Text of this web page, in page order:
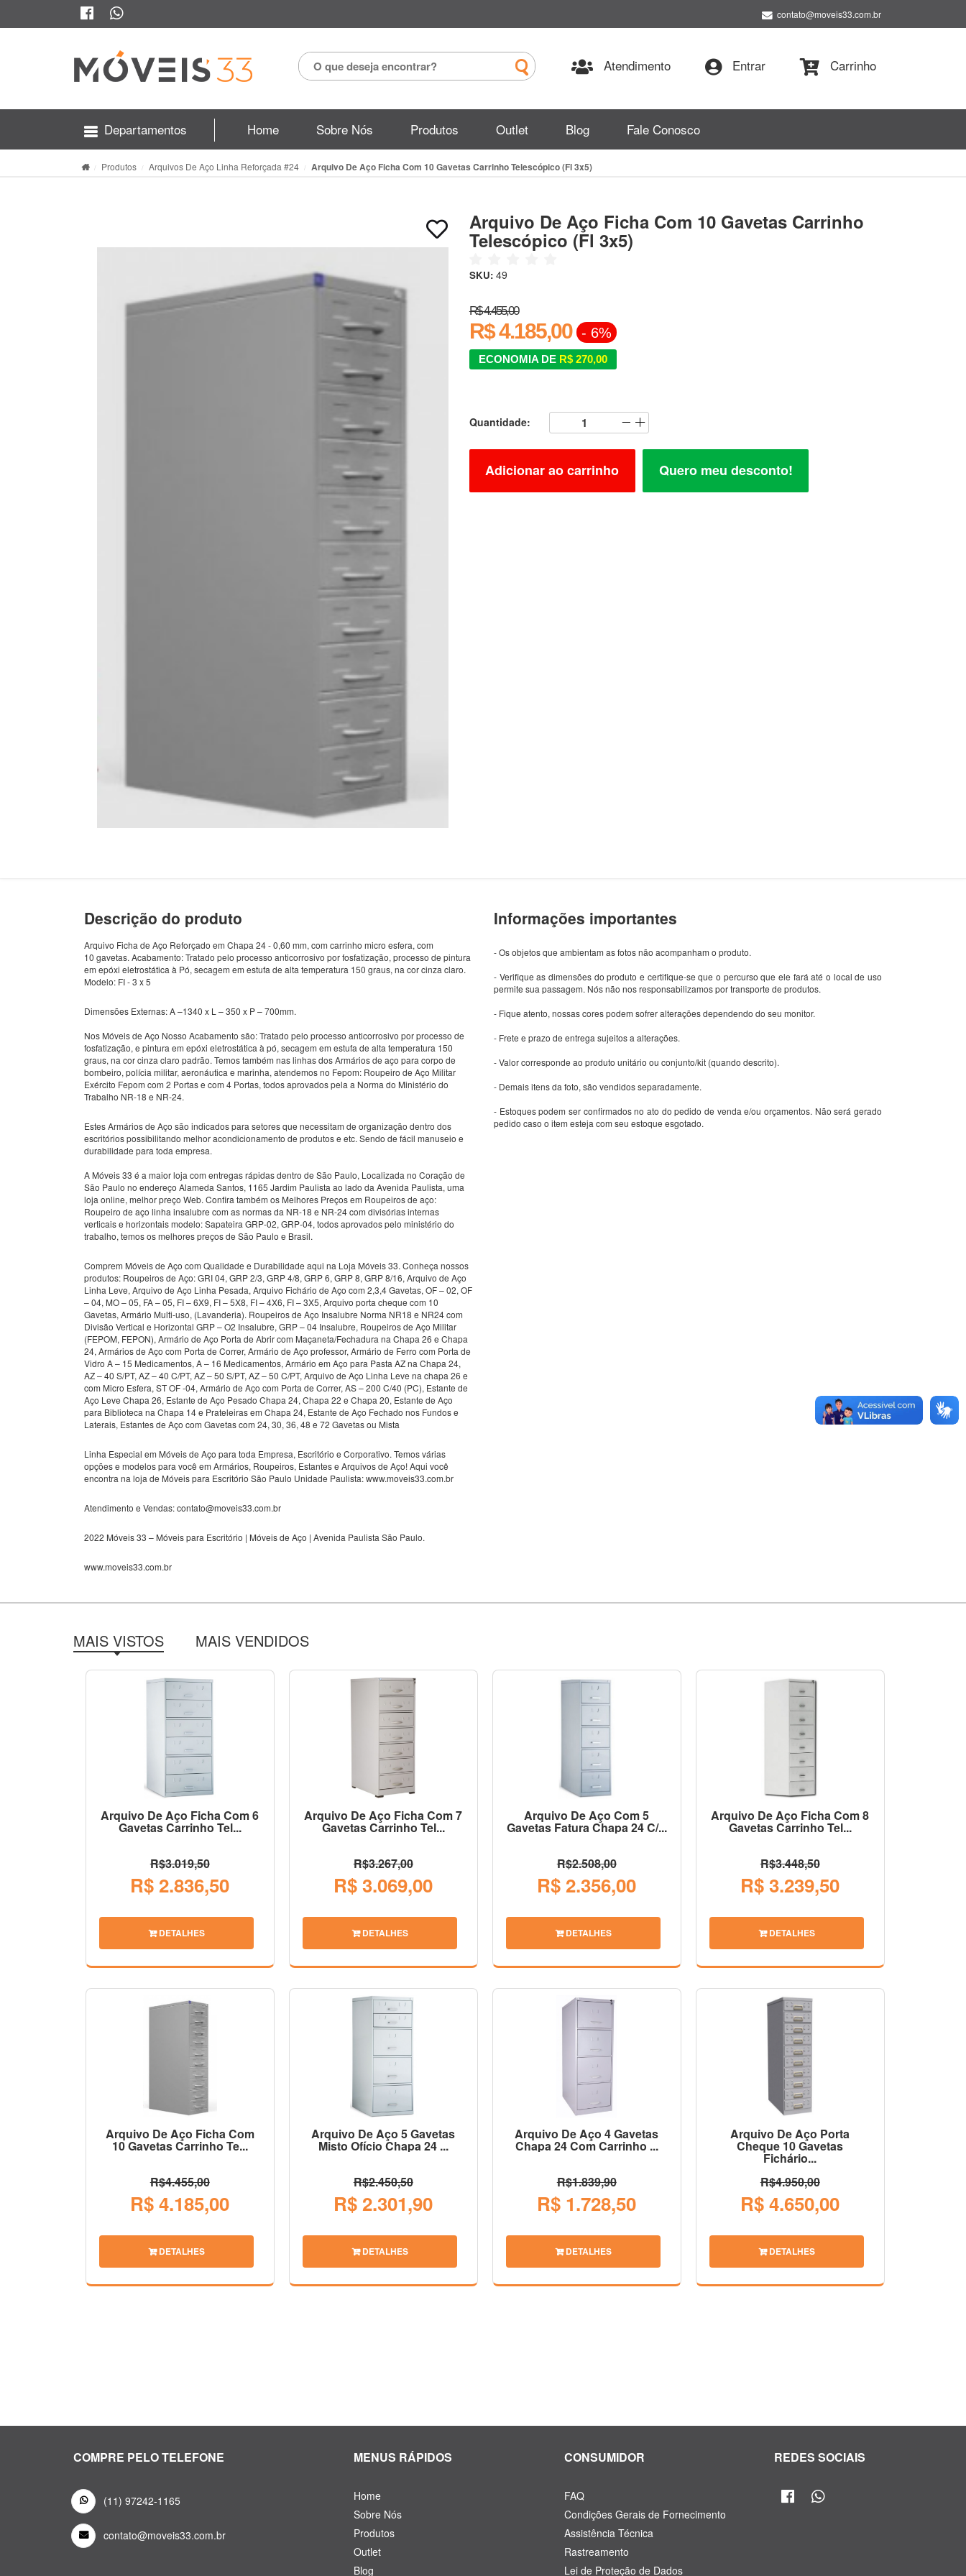
contato@moveis33.com.br
Atendimento Entrar Carrinho
Departamentos Home Sobre Nós Produtos Outlet Blog Fale Conosco
Produtos Arquivos De Aço Linha Reforçada #24 Arquivo De Aço Ficha Com 10 Gavetas Carrinho Telescópico (Fl 3x5)
Arquivo De Aço Ficha Com 10 Gavetas Carrinho
Telescópico (Fl 3x5)
SKU:49
R$ 4.455,00
R$ 4.185,00 - 6%
ECONOMIA DE R$ 270,00
Quantidade:
Adicionar ao carrinho Quero meu desconto!
Descrição do produto
Arquivo Ficha de Aço Reforçado em Chapa 24 - 0,60 mm, com carrinho micro esfera, com
10 gavetas. Acabamento: Tratado pelo processo anticorrosivo por fosfatização, processo de pintura
em epóxi eletrostática à Pó, secagem em estufa de alta temperatura 150 graus, na cor cinza claro.
Modelo: FI - 3 x 5
Dimensões Externas: A –1340 x L – 350 x P – 700mm.
Nos Móveis de Aço Nosso Acabamento são: Tratado pelo processo anticorrosivo por processo de
fosfatização, e pintura em epóxi eletrostática à pó, secagem em estufa de alta temperatura 150
graus, na cor cinza claro padrão. Temos também nas linhas dos Armários de aço para corpo de
bombeiro, polícia militar, aeronáutica e marinha, atendemos no Fepom: Roupeiro de Aço Militar
Exército Fepom com 2 Portas e com 4 Portas, todos aprovados pela a Norma do Ministério do
Trabalho NR-18 e NR-24.
Estes Armários de Aço são indicados para setores que necessitam de organização dentro dos
escritórios possibilitando melhor acondicionamento de produtos e etc. Sendo de fácil manuseio e
durabilidade para toda empresa.
A Móveis 33 é a maior loja com entregas rápidas dentro de São Paulo, Localizada no Coração de
São Paulo no endereço Alameda Santos, 1165 Jardim Paulista ao lado da Avenida Paulista, uma
loja online, melhor preço Web. Confira também os Melhores Preços em Roupeiros de aço:
Roupeiro de aço linha insalubre com as normas da NR-18 e NR-24 com divisórias internas
verticais e horizontais modelo: Sapateira GRP-02, GRP-04, todos aprovados pelo ministério do
trabalho, temos os melhores preços de São Paulo e Brasil.
Comprem Móveis de Aço com Qualidade e Durabilidade aqui na Loja Móveis 33. Conheça nossos
produtos: Roupeiros de Aço: GRI 04, GRP 2/3, GRP 4/8, GRP 6, GRP 8, GRP 8/16, Arquivo de Aço
Linha Leve, Arquivo de Aço Linha Pesada, Arquivo Fichário de Aço com 2,3,4 Gavetas, OF – 02, OF
– 04, MO – 05, FA – 05, FI – 6X9, FI – 5X8, FI – 4X6, FI – 3X5, Arquivo porta cheque com 10
Gavetas, Armário Multi-uso, (Lavanderia). Roupeiros de Aço Insalubre Norma NR18 e NR24 com
Divisão Vertical e Horizontal GRP – O2 Insalubre, GRP – 04 Insalubre, Roupeiros de Aço Militar
(FEPOM, FEPON), Armário de Aço Porta de Abrir com Maçaneta/Fechadura na Chapa 26 e Chapa
24, Armários de Aço com Porta de Correr, Armário de Aço professor, Armário de Ferro com Porta de
Vidro A – 15 Medicamentos, A – 16 Medicamentos, Armário em Aço para Pasta AZ na Chapa 24,
AZ – 40 S/PT, AZ – 40 C/PT, AZ – 50 S/PT, AZ – 50 C/PT, Arquivo de Aço Linha Leve na chapa 26 e
com Micro Esfera, ST OF -04, Armário de Aço com Porta de Correr, AS – 200 C/40 (PC), Estante de
Aço Leve Chapa 26, Estante de Aço Pesado Chapa 24, Chapa 22 e Chapa 20, Estante de Aço
para Biblioteca na Chapa 14 e Prateleiras em Chapa 24, Estante de Aço Fechado nos Fundos e
Laterais, Estantes de Aço com Gavetas com 24, 30, 36, 48 e 72 Gavetas ou Mista
Linha Especial em Móveis de Aço para toda Empresa, Escritório e Corporativo. Temos várias
opções e modelos para você em Armários, Roupeiros, Estantes e Arquivos de Aço! Aqui você
encontra na loja de Móveis para Escritório São Paulo Unidade Paulista: www.moveis33.com.br
Atendimento e Vendas: contato@moveis33.com.br
2022 Móveis 33 – Móveis para Escritório | Móveis de Aço | Avenida Paulista São Paulo.
www.moveis33.com.br
Informações importantes
- Os objetos que ambientam as fotos não acompanham o produto.
- Verifique as dimensões do produto e certifique-se que o percurso que ele fará até o local de uso
permite sua passagem. Nós não nos responsabilizamos por transporte de produtos.
- Fique atento, nossas cores podem sofrer alterações dependendo do seu monitor.
- Frete e prazo de entrega sujeitos a alterações.
- Valor corresponde ao produto unitário ou conjunto/kit (quando descrito).
- Demais itens da foto, são vendidos separadamente.
- Estoques podem ser confirmados no ato do pedido de venda e/ou orçamentos. Não será gerado
pedido caso o item esteja com seu estoque esgotado.
MAIS VISTOS MAIS VENDIDOS
Arquivo De Aço Ficha Com 6
Gavetas Carrinho Tel...
R$3.019,50
R$ 2.836,50
DETALHES
Arquivo De Aço Ficha Com 7
Gavetas Carrinho Tel...
R$3.267,00
R$ 3.069,00
DETALHES
Arquivo De Aço Com 5
Gavetas Fatura Chapa 24 C/...
R$2.508,00
R$ 2.356,00
DETALHES
Arquivo De Aço Ficha Com 8
Gavetas Carrinho Tel...
R$3.448,50
R$ 3.239,50
DETALHES
Arquivo De Aço Ficha Com
10 Gavetas Carrinho Te...
R$4.455,00
R$ 4.185,00
DETALHES
Arquivo De Aço 5 Gavetas
Misto Ofício Chapa 24 ...
R$2.450,50
R$ 2.301,90
DETALHES
Arquivo De Aço 4 Gavetas
Chapa 24 Com Carrinho ...
R$1.839,90
R$ 1.728,50
DETALHES
Arquivo De Aço Porta
Cheque 10 Gavetas
Fichário...
R$4.950,00
R$ 4.650,00
DETALHES
COMPRE PELO TELEFONE
(11) 97242-1165
contato@moveis33.com.br
MENUS RÁPIDOS
Home
Sobre Nós
Produtos
Outlet
Blog
CONSUMIDOR
FAQ
Condições Gerais de Fornecimento
Assistência Técnica
Rastreamento
Lei de Proteção de Dados
REDES SOCIAIS